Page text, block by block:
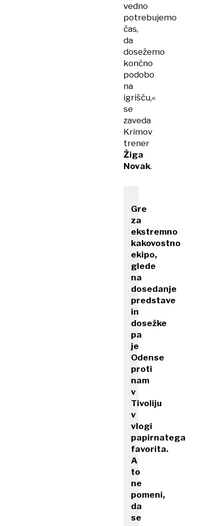
vedno
potrebujemo
čas,
da
dosežemo
končno
podobo
na
igrišču,«
se
zaveda
Krimov
trener
Žiga
Novak.
Gre
za
ekstremno
kakovostno
ekipo,
glede
na
dosedanje
predstave
in
dosežke
pa
je
Odense
proti
nam
v
Tivoliju
v
vlogi
papirnatega
favorita.
A
to
ne
pomeni,
da
se